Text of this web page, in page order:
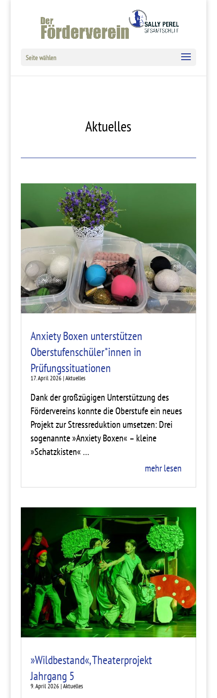
Seite wählen
Aktuelles
Anxiety Boxen unterstützen
Oberstufenschüler*innen in
Prüfungssituationen
17. April 2026|Aktuelles
Dank der großzügigen Unterstützung des
Fördervereins konnte die Oberstufe ein neues
Projekt zur Stressreduktion umsetzen: Drei
sogenannte »Anxiety Boxen« – kleine
»Schatzkisten« …
mehr lesen
»Wildbestand«, Theaterprojekt
Jahrgang 5
9. April 2026|Aktuelles